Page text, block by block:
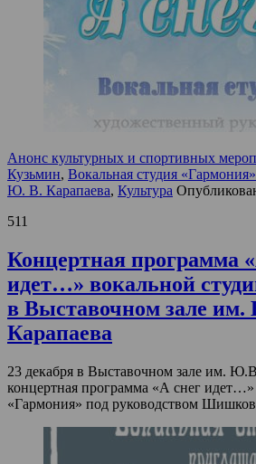
Анонс культурных и спортивных
Кузьмин, Вокальная студия «Гармония»
Ю. В. Карапаева, Культура
511
Концертная программа
идет…» вокальной
в Выставочном зале
Карапаева
23 декабря в Выставочном зале им.
концертная программа «А снег идет…»
«Гармония» под руководством